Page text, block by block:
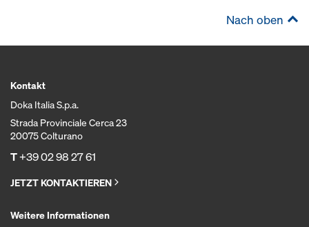
Nach oben
Kontakt
Doka Italia S.p.a.
Strada Provinciale Cerca 23
20075 Colturano
T+39 02 98 27 61
JETZT KONTAKTIEREN
Weitere Informationen